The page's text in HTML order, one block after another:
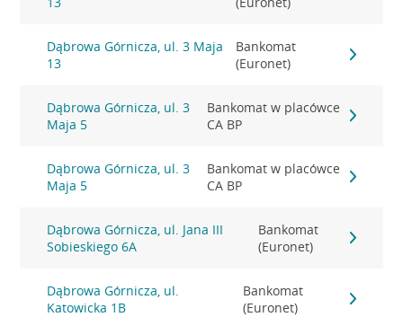
Dąbrowa Górnicza, ul. 3 Maja
13
Bankomat
(Euronet)
Dąbrowa Górnicza, ul. 3
Maja 5
Bankomat w placówce
CA BP
Dąbrowa Górnicza, ul. 3
Maja 5
Bankomat w placówce
CA BP
Dąbrowa Górnicza, ul. Jana III
Sobieskiego 6A
Bankomat
(Euronet)
Dąbrowa Górnicza, ul.
Katowicka 1B
Bankomat
(Euronet)